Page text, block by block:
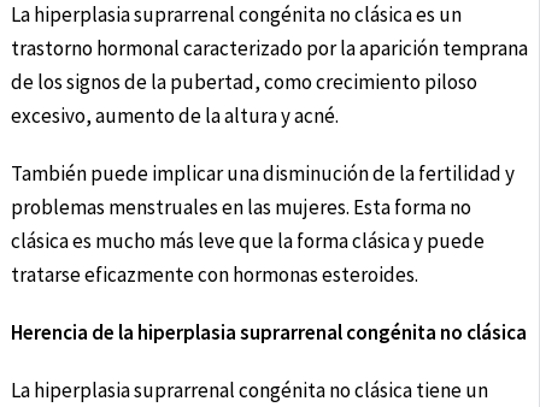
La hiperplasia suprarrenal congénita no clásica es un
trastorno hormonal caracterizado por la aparición temprana
de los signos de la pubertad, como crecimiento piloso
excesivo, aumento de la altura y acné.
También puede implicar una disminución de la fertilidad y
problemas menstruales en las mujeres. Esta forma no
clásica es mucho más leve que la forma clásica y puede
tratarse eficazmente con hormonas esteroides.
Herencia de la hiperplasia suprarrenal congénita no clásica
La hiperplasia suprarrenal congénita no clásica tiene un